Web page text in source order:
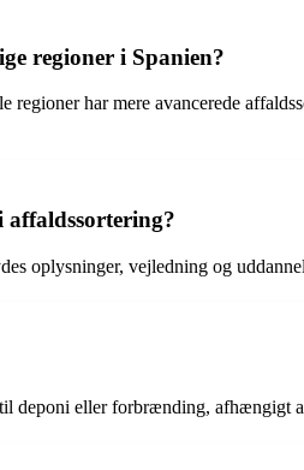
regioner i Spanien?
har mere avancerede
oplysninger, vejledning og
deponi eller forbrænding,